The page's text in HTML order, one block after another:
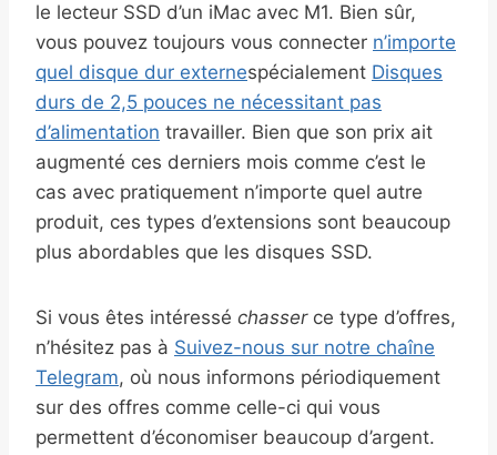
le lecteur SSD d’un iMac avec M1. Bien sûr,
vous pouvez toujours vous connecter n’importe
quel disque dur externespécialement Disques
durs de 2,5 pouces ne nécessitant pas
d’alimentation travailler. Bien que son prix ait
augmenté ces derniers mois comme c’est le
cas avec pratiquement n’importe quel autre
produit, ces types d’extensions sont beaucoup
plus abordables que les disques SSD.
Si vous êtes intéressé chasserce type d’offres,
n’hésitez pas à Suivez-nous sur notre chaîne
Telegram, où nous informons périodiquement
sur des offres comme celle-ci qui vous
permettent d’économiser beaucoup d’argent.